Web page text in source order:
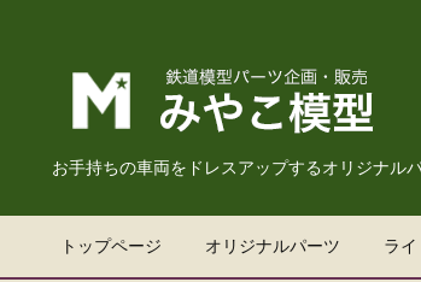
お手持ちの車両をドレスアップするオリジナ
トップページ オリジナルパーツ ラ